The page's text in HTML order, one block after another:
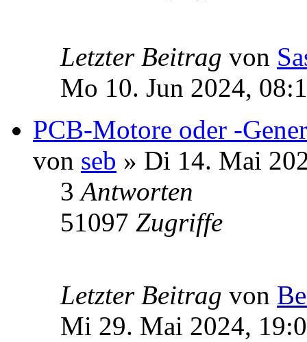
Letzter Beitrag von
Mo 10. Jun 2024,
PCB-Motore oder -
von seb » Di 14. Mai
3Antworten
51097 Zugriffe
Letzter Beitrag von
Mi 29. Mai 2024,